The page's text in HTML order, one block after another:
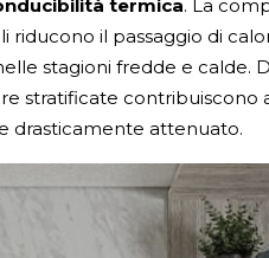
termica. La
il passaggio di
stagioni fredde e calde.
stratificate contribuiscono
drasticamente attenuato.